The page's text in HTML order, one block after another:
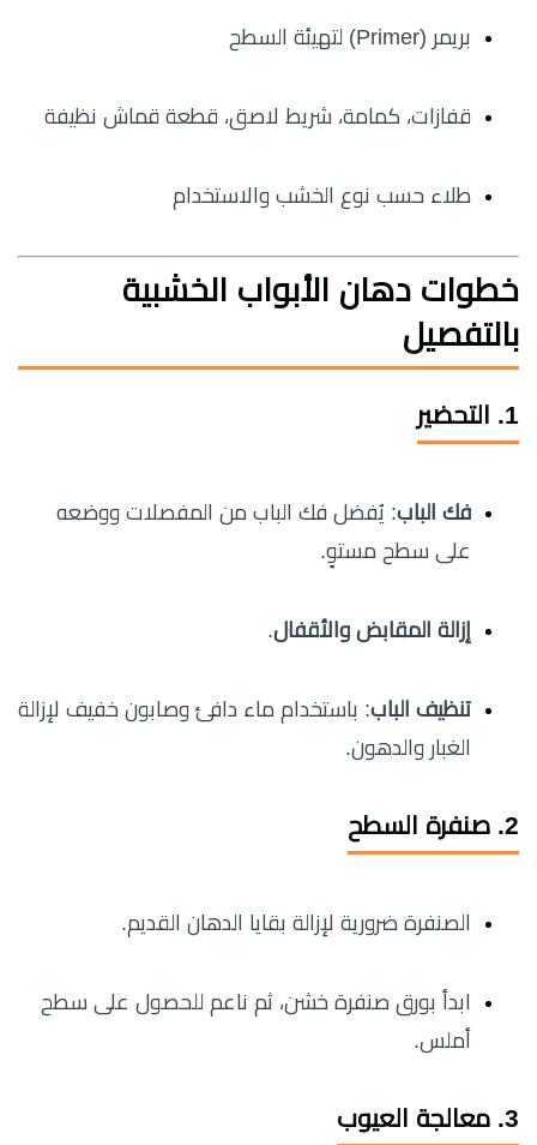
بريمر (Primer) لتهيئة السطح
قفازات، كمامة، شريط لاصق، قطعة قماش نظيفة
طلاء حسب نوع الخشب والاستخدام
خطوات دهان الأبواب الخشبية
بالتفصيل
1. التحضير
فك الباب: يُفضل فك الباب من المفصلات ووضعه
على سطح مستوٍ.
إزالة المقابض والأقفال.
تنظيف الباب: باستخدام ماء دافئ وصابون خفيف لإزالة
الغبار والدهون.
2. صنفرة السطح
الصنفرة ضرورية لإزالة بقايا الدهان القديم.
ابدأ بورق صنفرة خشن، ثم ناعم للحصول على سطح
أملس.
3. معالجة العيوب